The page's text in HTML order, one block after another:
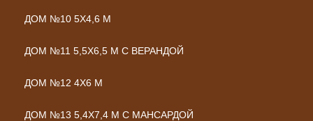
ДОМ №10 5Х4,6 М
ДОМ №11 5,5Х6,5 М С ВЕРАНДОЙ
ДОМ №12 4Х6 М
ДОМ №13 5,4Х7,4 М С МАНСАРДОЙ